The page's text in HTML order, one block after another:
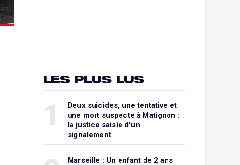
LES PLUS LUS
Deux suicides, une tentative et
une mort suspecte à Matignon :
la justice saisie d'un
signalement
Marseille : Un enfant de 2 ans